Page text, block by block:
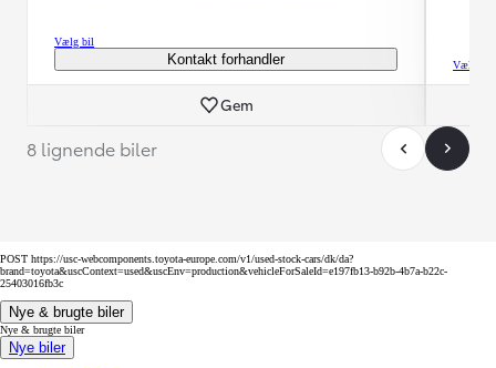
Vælg bil
Kontakt forhandler
Gem
Vælg bil
8 lignende biler
POST https://usc-webcomponents.toyota-europe.com/v1/used-stock-cars/dk/da?
brand=toyota&uscContext=used&uscEnv=production&vehicleForSaleId=e197fb13-b92b-4b7a-b22c-
25403016fb3c
Nye & brugte biler
Nye & brugte biler
Nye biler